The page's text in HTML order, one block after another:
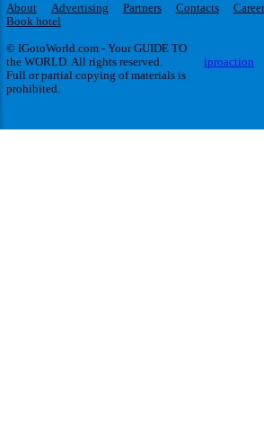
About Advertising Partners Contacts
Book hotel
© IGotoWorld.com - Your GUIDE TO
the WORLD. All rights reserved.
Full or partial copying of materials is
prohibited.
iproaction